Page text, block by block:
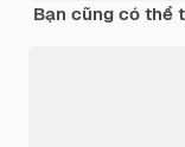
Bạn cũng có thể